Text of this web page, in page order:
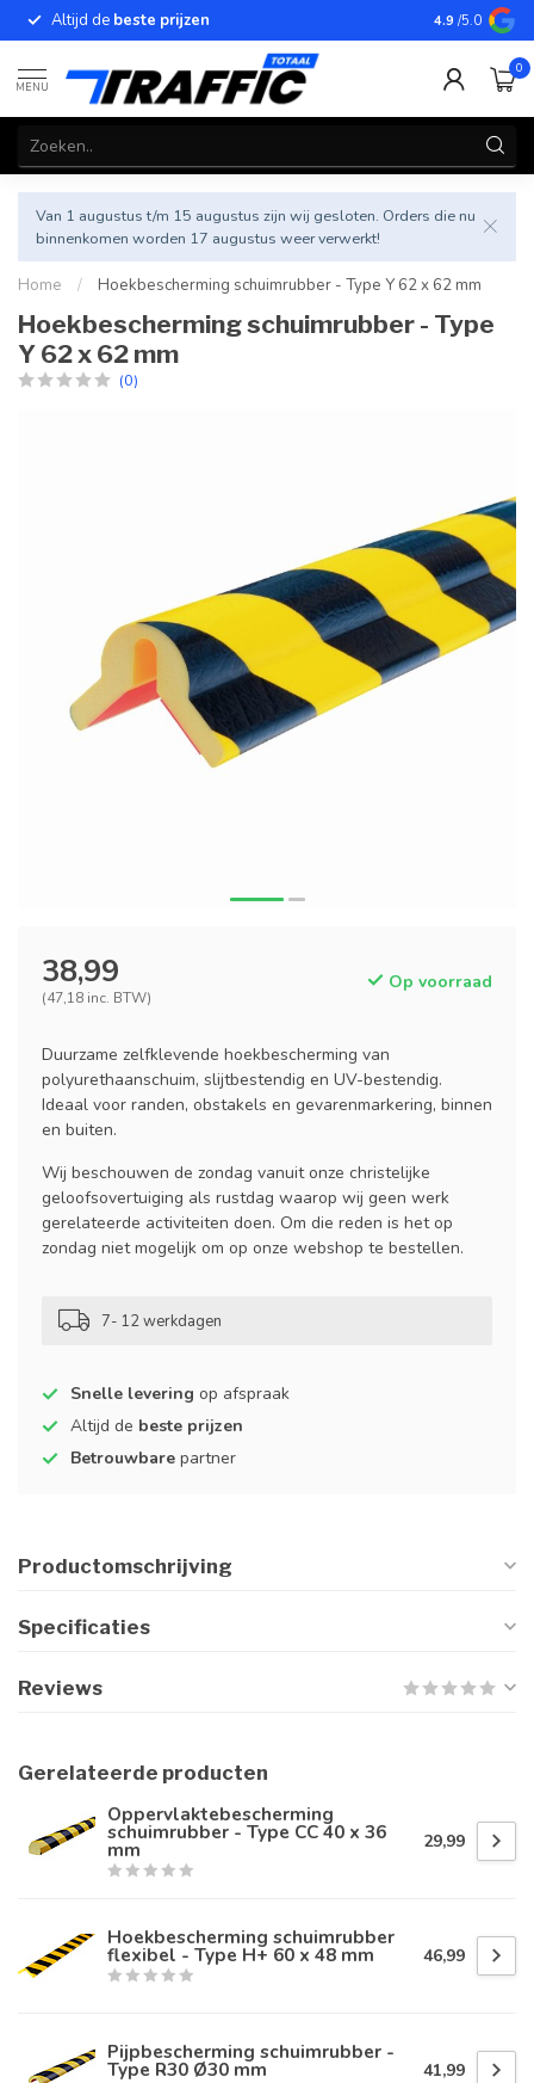
Altijd de beste prijzen Betrouwbare
4.9 /5.0
MENU
0
Van 1 augustus t/m 15 augustus zijn wij gesloten. Orders die nu
binnenkomen worden 17 augustus weer verwerkt!
Home / Hoekbescherming schuimrubber - Type Y 62 x 62 mm
Hoekbescherming schuimrubber - Type
Y 62 x 62 mm
(0)
38,99
(47,18 inc. BTW)
Op voorraad
Duurzame zelfklevende hoekbescherming van
polyurethaanschuim, slijtbestendig en UV-bestendig.
Ideaal voor randen, obstakels en gevarenmarkering, binnen
en buiten.
Wij beschouwen de zondag vanuit onze christelijke
geloofsovertuiging als rustdag waarop wij geen werk
gerelateerde activiteiten doen. Om die reden is het op
zondag niet mogelijk om op onze webshop te bestellen.
7- 12 werkdagen
Snelle levering op afspraak
Altijd de beste prijzen
Betrouwbare partner
Productomschrijving
Specificaties
Reviews
Gerelateerde producten
Oppervlaktebescherming
schuimrubber - Type CC 40 x 36
mm 29,99
Hoekbescherming schuimrubber
flexibel - Type H+ 60 x 48 mm 46,99
Pijpbescherming schuimrubber -
Type R30 Ø30 mm 41,99